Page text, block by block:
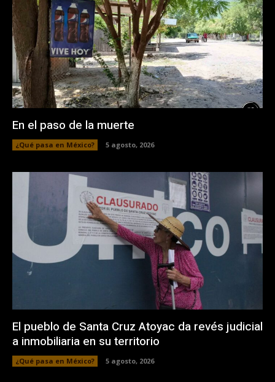
En el paso de la muerte
¿Qué pasa en México? 5 agosto, 2026
El pueblo de Santa Cruz Atoyac da revés judicial
a inmobiliaria en su territorio
¿Qué pasa en México? 5 agosto, 2026